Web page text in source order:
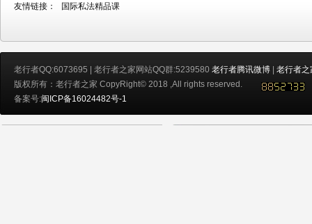
友情链接： 国际私法精品课
老行者QQ:6073695 | 老行者之家网站QQ群:5239580 老行者腾讯微博 | 老行者之
版权所有：老行者之家 CopyRight© 2018 ,All rights reserved.
备案号:闽ICP备16024482号-1